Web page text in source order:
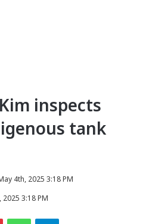
inspects
tank
4th, 2025 3:18 PM
3:18 PM
PinterestWhatsAppTelegram